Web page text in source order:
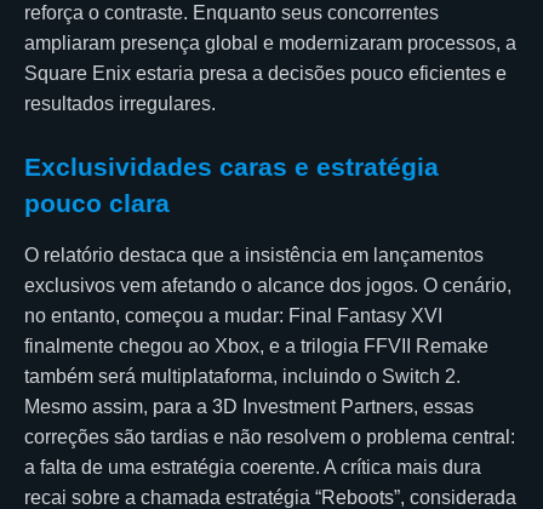
reforça o contraste. Enquanto seus concorrentes
ampliaram presença global e modernizaram processos, a
Square Enix estaria presa a decisões pouco eficientes e
resultados irregulares.
Exclusividades caras e estratégia
pouco clara
O relatório destaca que a insistência em lançamentos
exclusivos vem afetando o alcance dos jogos. O cenário,
no entanto, começou a mudar: Final Fantasy XVI
finalmente chegou ao Xbox, e a trilogia FFVII Remake
também será multiplataforma, incluindo o Switch 2.
Mesmo assim, para a 3D Investment Partners, essas
correções são tardias e não resolvem o problema central:
a falta de uma estratégia coerente. A crítica mais dura
recai sobre a chamada estratégia “Reboots”, considerada